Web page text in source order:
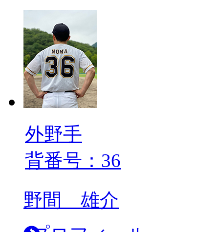
外野手
背番号：36
野間 雄介